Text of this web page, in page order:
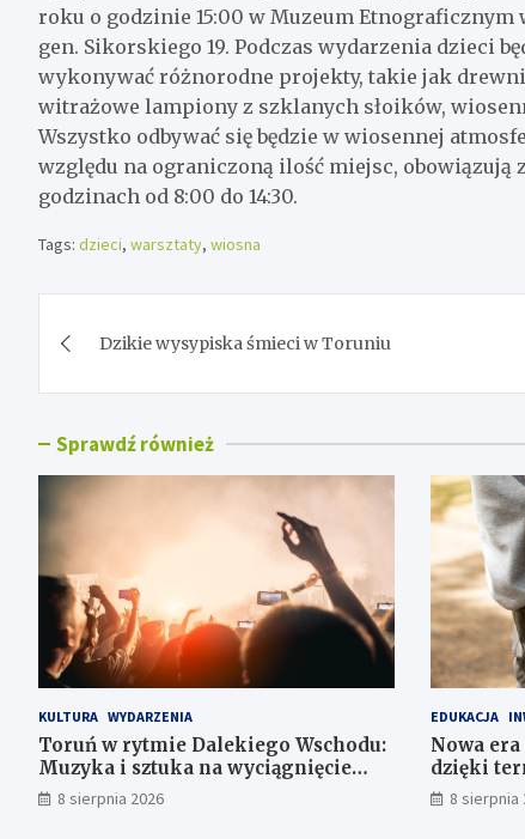
roku o godzinie 15:00 w Muzeum
gen. Sikorskiego 19. Podczas wydarzenia dzieci
wykonywać różnorodne projekty, takie jak
witrażowe lampiony z szklanych słoików,
Wszystko odbywać się będzie w wiosennej
względu na ograniczoną ilość miejsc, obowiązują
godzinach od 8:00 do 14:30.
Tags: dzieci, warsztaty, wiosna
wpisu
Dzikie wysypiska śmieci w Toruniu
Sprawdź również
KULTURA WYDARZENIA
Toruń w rytmie Dalekiego Wschodu:
Muzyka i sztuka na wyciągnięcie
ręki8 sierpnia 2026
EDUKACJA
Nowa
dzięki
8 sierpnia